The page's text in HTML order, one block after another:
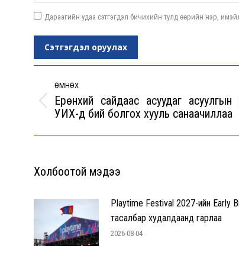
Дараагийн удаа сэтгэгдэл бичихийн тулд өөрийн нэр,
Сэтгэгдэл оруулах
navigation
ӨМНӨХ
Previous
Ерөнхий сайдаас асуудаг асуулгын
УИХ-д бий болгох хууль санаачиллаа
Холбоотой мэдээ
Playtime Festival 2027-ийн Early
тасалбар худалдаанд гарлаа
2026-08-04